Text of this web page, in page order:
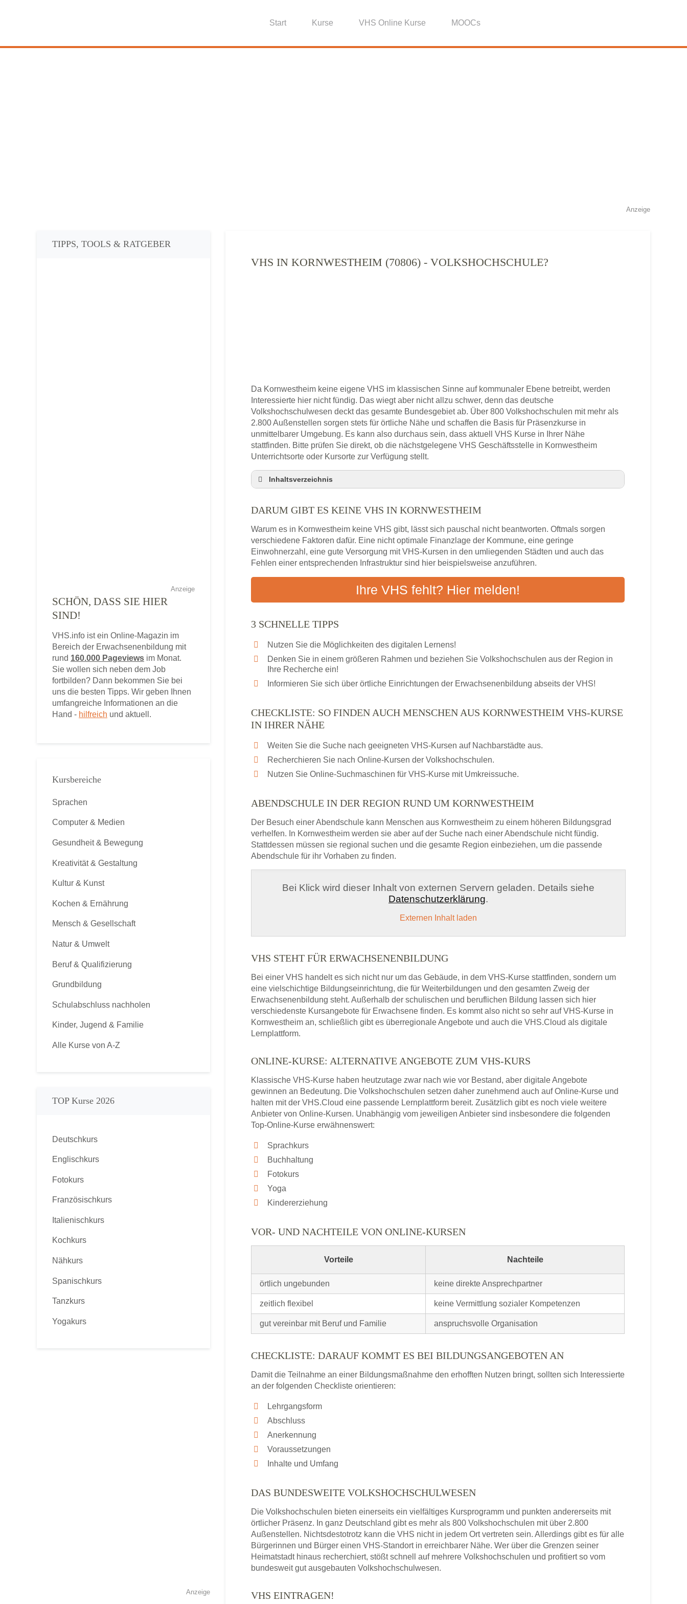
Start Kurse VHS Online Kurse MOOCs
Anzeige
VHS IN KORNWESTHEIM (70806) - VOLKSHOCHSCHULE?
Da Kornwestheim keine eigene VHS im klassischen Sinne auf kommunaler Ebene betreibt, werden
Interessierte hier nicht fündig. Das wiegt aber nicht allzu schwer, denn das deutsche
Volkshochschulwesen deckt das gesamte Bundesgebiet ab. Über 800 Volkshochschulen mit mehr als
2.800 Außenstellen sorgen stets für örtliche Nähe und schaffen die Basis für Präsenzkurse in
unmittelbarer Umgebung. Es kann also durchaus sein, dass aktuell VHS Kurse in Ihrer Nähe
stattfinden. Bitte prüfen Sie direkt, ob die nächstgelegene VHS Geschäftsstelle in Kornwestheim
Unterrichtsorte oder Kursorte zur Verfügung stellt.
Inhaltsverzeichnis
3 schnelle Tipps
Abendschule in der Region rund um Kornwestheim
VHS steht für Erwachsenenbildung
Online-Kurse: Alternative Angebote zum VHS-Kurs
Checkliste: Darauf kommt es bei Bildungsangeboten an
DARUM GIBT ES KEINE VHS IN KORNWESTHEIM
Warum es in Kornwestheim keine VHS gibt, lässt sich pauschal nicht beantworten. Oftmals sorgen
verschiedene Faktoren dafür. Eine nicht optimale Finanzlage der Kommune, eine geringe
Einwohnerzahl, eine gute Versorgung mit VHS-Kursen in den umliegenden Städten und auch das
Fehlen einer entsprechenden Infrastruktur sind hier beispielsweise anzuführen.
Ihre VHS fehlt? Hier melden!
3 SCHNELLE TIPPS
Nutzen Sie die Möglichkeiten des digitalen Lernens!
Denken Sie in einem größeren Rahmen und beziehen Sie Volkshochschulen aus der Region in
Ihre Recherche ein!
Informieren Sie sich über örtliche Einrichtungen der Erwachsenenbildung abseits der VHS!
CHECKLISTE: SO FINDEN AUCH MENSCHEN AUS KORNWESTHEIM VHS-KURSE
IN IHRER NÄHE
Weiten Sie die Suche nach geeigneten VHS-Kursen auf Nachbarstädte aus.
Recherchieren Sie nach Online-Kursen der Volkshochschulen.
Nutzen Sie Online-Suchmaschinen für VHS-Kurse mit Umkreissuche.
ABENDSCHULE IN DER REGION RUND UM KORNWESTHEIM
Der Besuch einer Abendschule kann Menschen aus Kornwestheim zu einem höheren Bildungsgrad
verhelfen. In Kornwestheim werden sie aber auf der Suche nach einer Abendschule nicht fündig.
Stattdessen müssen sie regional suchen und die gesamte Region einbeziehen, um die passende
Abendschule für ihr Vorhaben zu finden.
Bei Klick wird dieser Inhalt von externen Servern geladen. Details siehe
Datenschutzerklärung.
Externen Inhalt laden
VHS STEHT FÜR ERWACHSENENBILDUNG
Bei einer VHS handelt es sich nicht nur um das Gebäude, in dem VHS-Kurse stattfinden, sondern um
eine vielschichtige Bildungseinrichtung, die für Weiterbildungen und den gesamten Zweig der
Erwachsenenbildung steht. Außerhalb der schulischen und beruflichen Bildung lassen sich hier
verschiedenste Kursangebote für Erwachsene finden. Es kommt also nicht so sehr auf VHS-Kurse in
Kornwestheim an, schließlich gibt es überregionale Angebote und auch die VHS.Cloud als digitale
Lernplattform.
ONLINE-KURSE: ALTERNATIVE ANGEBOTE ZUM VHS-KURS
Klassische VHS-Kurse haben heutzutage zwar nach wie vor Bestand, aber digitale Angebote
gewinnen an Bedeutung. Die Volkshochschulen setzen daher zunehmend auch auf Online-Kurse und
halten mit der VHS.Cloud eine passende Lernplattform bereit. Zusätzlich gibt es noch viele weitere
Anbieter von Online-Kursen. Unabhängig vom jeweiligen Anbieter sind insbesondere die folgenden
Top-Online-Kurse erwähnenswert:
Sprachkurs
Buchhaltung
Fotokurs
Yoga
Kindererziehung
VOR- UND NACHTEILE VON ONLINE-KURSEN
Vorteile Nachteile
örtlich ungebunden keine direkte Ansprechpartner
zeitlich flexibel keine Vermittlung sozialer Kompetenzen
gut vereinbar mit Beruf und Familie anspruchsvolle Organisation
CHECKLISTE: DARAUF KOMMT ES BEI BILDUNGSANGEBOTEN AN
Damit die Teilnahme an einer Bildungsmaßnahme den erhofften Nutzen bringt, sollten sich Interessierte
an der folgenden Checkliste orientieren:
Lehrgangsform
Abschluss
Anerkennung
Voraussetzungen
Inhalte und Umfang
DAS BUNDESWEITE VOLKSHOCHSCHULWESEN
Die Volkshochschulen bieten einerseits ein vielfältiges Kursprogramm und punkten andererseits mit
örtlicher Präsenz. In ganz Deutschland gibt es mehr als 800 Volkshochschulen mit über 2.800
Außenstellen. Nichtsdestotrotz kann die VHS nicht in jedem Ort vertreten sein. Allerdings gibt es für alle
Bürgerinnen und Bürger einen VHS-Standort in erreichbarer Nähe. Wer über die Grenzen seiner
Heimatstadt hinaus recherchiert, stößt schnell auf mehrere Volkshochschulen und profitiert so vom
bundesweit gut ausgebauten Volkshochschulwesen.
VHS EINTRAGEN!
TIPPS, TOOLS & RATGEBER
Anzeige
SCHÖN, DASS SIE HIER
SIND!
VHS.info ist ein Online-Magazin im
Bereich der Erwachsenenbildung mit
rund 160.000 Pageviews im Monat.
Sie wollen sich neben dem Job
fortbilden? Dann bekommen Sie bei
uns die besten Tipps. Wir geben Ihnen
umfangreiche Informationen an die
Hand - hilfreich und aktuell.
Kursbereiche
Sprachen
Computer & Medien
Gesundheit & Bewegung
Kreativität & Gestaltung
Kultur & Kunst
Kochen & Ernährung
Mensch & Gesellschaft
Natur & Umwelt
Beruf & Qualifizierung
Grundbildung
Schulabschluss nachholen
Kinder, Jugend & Familie
Alle Kurse von A-Z
TOP Kurse 2026
Deutschkurs
Englischkurs
Fotokurs
Französischkurs
Italienischkurs
Kochkurs
Nähkurs
Spanischkurs
Tanzkurs
Yogakurs
Anzeige